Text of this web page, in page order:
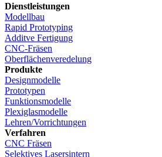
Dienstleistungen
Modellbau
Rapid Prototyping
Additve Fertigung
CNC-Fräsen
Oberflächenveredelung
Produkte
Designmodelle
Prototypen
Funktionsmodelle
Plexiglasmodelle
Lehren/Vorrichtungen
Verfahren
CNC Fräsen
Selektives Lasersintern